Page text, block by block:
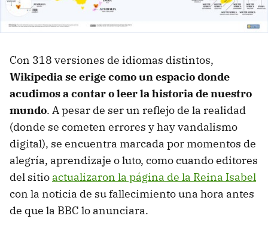
Con 318 versiones de idiomas distintos,
Wikipedia se erige como un espacio donde
acudimos a contar o leer la historia de nuestro
mundo. A pesar de ser un reflejo de la realidad
(donde se cometen errores y hay vandalismo
digital), se encuentra marcada por momentos de
alegría, aprendizaje o luto, como cuando editores
del sitio actualizaron la página de la Reina Isabel
con la noticia de su fallecimiento una hora antes
de que la BBC lo anunciara.